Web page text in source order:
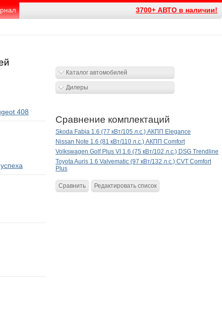
3700+ АВТО в наличии!
408
Каталог автомобилей
Дилеры
Сравнение комплектаций
Skoda Fabia 1.6 (77 кВт/105 л.с.) АКПП Elegance
Nissan Note 1.6 (81 кВт/110 л.с.) АКПП Comfort
Volkswagen Golf Plus VI 1.6 (75 кВт/102 л.с.) DSG Trendline
Toyota Auris 1.6 Valvematic (97 кВт/132 л.с.) CVT Comfort
Plus
Сравнить Редактировать список